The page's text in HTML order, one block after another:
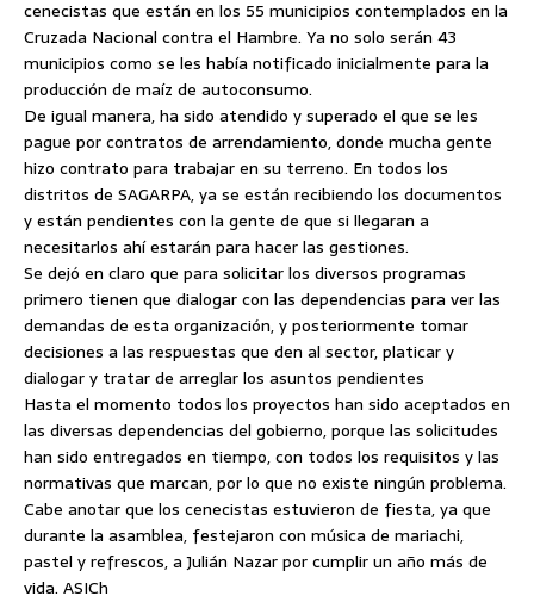
cenecistas que están en los 55 municipios contemplados en la
Cruzada Nacional contra el Hambre. Ya no solo serán 43
municipios como se les había notificado inicialmente para la
producción de maíz de autoconsumo.
De igual manera, ha sido atendido y superado el que se les
pague por contratos de arrendamiento, donde mucha gente
hizo contrato para trabajar en su terreno. En todos los
distritos de SAGARPA, ya se están recibiendo los documentos
y están pendientes con la gente de que si llegaran a
necesitarlos ahí estarán para hacer las gestiones.
Se dejó en claro que para solicitar los diversos programas
primero tienen que dialogar con las dependencias para ver las
demandas de esta organización, y posteriormente tomar
decisiones a las respuestas que den al sector, platicar y
dialogar y tratar de arreglar los asuntos pendientes
Hasta el momento todos los proyectos han sido aceptados en
las diversas dependencias del gobierno, porque las solicitudes
han sido entregados en tiempo, con todos los requisitos y las
normativas que marcan, por lo que no existe ningún problema.
Cabe anotar que los cenecistas estuvieron de fiesta, ya que
durante la asamblea, festejaron con música de mariachi,
pastel y refrescos, a Julián Nazar por cumplir un año más de
vida. ASICh